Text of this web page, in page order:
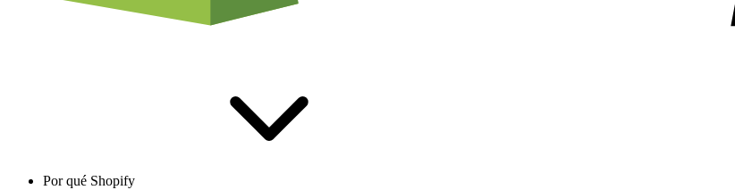
Por qué Shopify